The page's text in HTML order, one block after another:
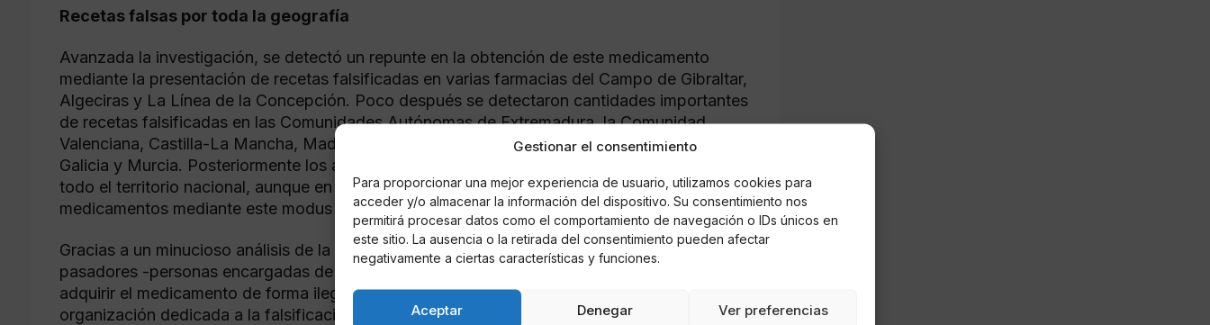
Gestionar el consentimiento
Para proporcionar una mejor experiencia de usuario, utilizamos cookies para
acceder y/o almacenar la información del dispositivo. Su consentimiento nos
permitirá procesar datos como el comportamiento de navegación o IDs únicos en
este sitio. La ausencia o la retirada del consentimiento pueden afectar
negativamente a ciertas características y funciones.
Aceptar Denegar Ver preferencias
Recetas falsas por toda la geografía
Avanzada la investigación, se detectó un repunte en la obtención de este medicamento
mediante la presentación de recetas falsificadas en varias farmacias del Campo de Gibraltar,
Algeciras y La Línea de la Concepción. Poco después se detectaron cantidades importantes
de recetas falsificadas en las Comunidades Autónomas de Extremadura, la Comunidad
Valenciana, Castilla-La Mancha, Madrid, Galicia, La Rioja, Cantabria, Castilla y León, Ceuta,
Galicia y Murcia. Posteriormente los agentes detectaron que se extendió la práctica ilegal a
todo el territorio nacional, aunque en su mayoría las personas que adquirían los
medicamentos mediante este modus operandi eran vecinos de Algeciras y Ceuta.
Gracias a un minucioso análisis de la información se pudo identificar a los principales
pasadores -personas encargadas de entregar las recetas falsificadas en las farmacias para
adquirir el medicamento de forma ilegal- y se detuvo a 18 personas componentes de la
organización dedicada a la falsificación de recetas, su distribución, adquisición y venta del